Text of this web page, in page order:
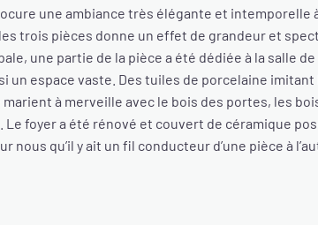
une ambiance très élégante et intemporelle
trois pièces donne un effet de grandeur et
une partie de la pièce a été dédiée à la salle
un espace vaste. Des tuiles de porcelaine
marient à merveille avec le bois des portes, les
Le foyer a été rénové et couvert de céramique
nous qu’il y ait un fil conducteur d’une pièce à